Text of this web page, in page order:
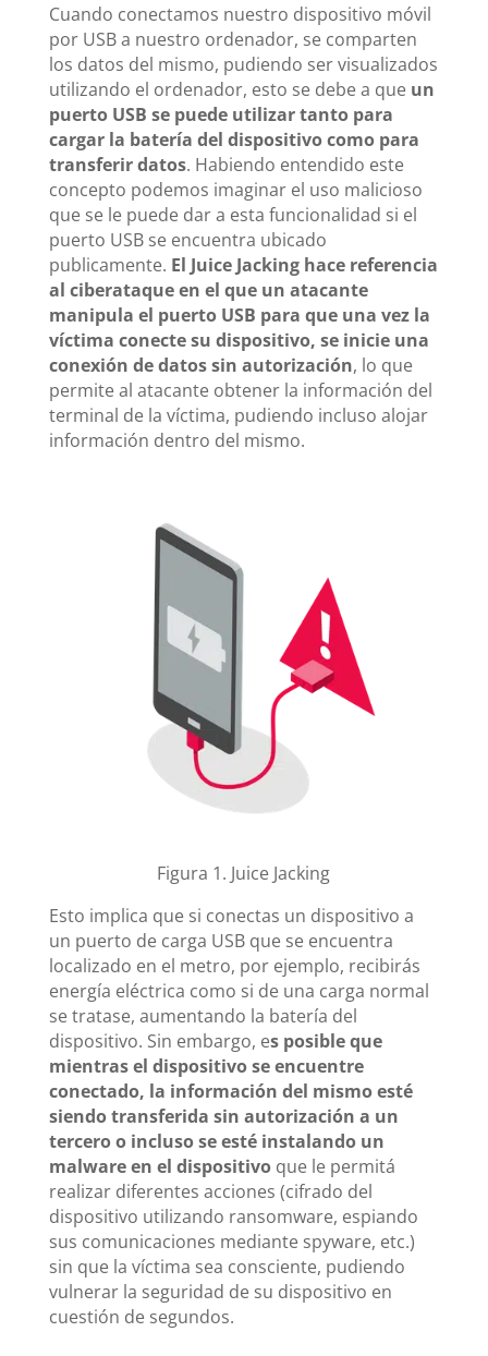
Cuando conectamos nuestro dispositivo móvil
por USB a nuestro ordenador, se comparten
los datos del mismo, pudiendo ser visualizados
utilizando el ordenador, esto se debe a que un
puerto USB se puede utilizar tanto para
cargar la batería del dispositivo como para
transferir datos. Habiendo entendido este
concepto podemos imaginar el uso malicioso
que se le puede dar a esta funcionalidad si el
puerto USB se encuentra ubicado
publicamente. El Juice Jacking hace referencia
al ciberataque en el que un atacante
manipula el puerto USB para que una vez la
víctima conecte su dispositivo, se inicie una
conexión de datos sin autorización, lo que
permite al atacante obtener la información del
terminal de la víctima, pudiendo incluso alojar
información dentro del mismo.
Figura 1. Juice Jacking
Esto implica que si conectas un dispositivo a
un puerto de carga USB que se encuentra
localizado en el metro, por ejemplo, recibirás
energía eléctrica como si de una carga normal
se tratase, aumentando la batería del
dispositivo. Sin embargo, es posible que
mientras el dispositivo se encuentre
conectado, la información del mismo esté
siendo transferida sin autorización a un
tercero o incluso se esté instalando un
malware en el dispositivoque le permitá
realizar diferentes acciones (cifrado del
dispositivo utilizando ransomware, espiando
sus comunicaciones mediante spyware, etc.)
sin que la víctima sea consciente, pudiendo
vulnerar la seguridad de su dispositivo en
cuestión de segundos.